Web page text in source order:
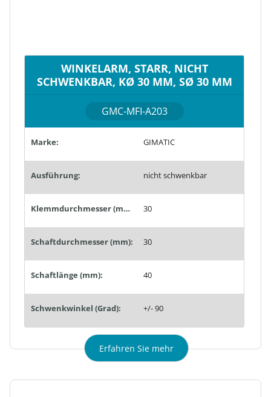
WINKELARM, STARR, NICHT
SCHWENKBAR, KØ 30 MM, SØ 30 MM
GMC-MFI-A203
Marke: GIMATIC
Ausführung: nicht schwenkbar
Klemmdurchmesser (mm): 30
Schaftdurchmesser (mm): 30
Schaftlänge (mm): 40
Schwenkwinkel (Grad): +/- 90
Erfahren Sie mehr